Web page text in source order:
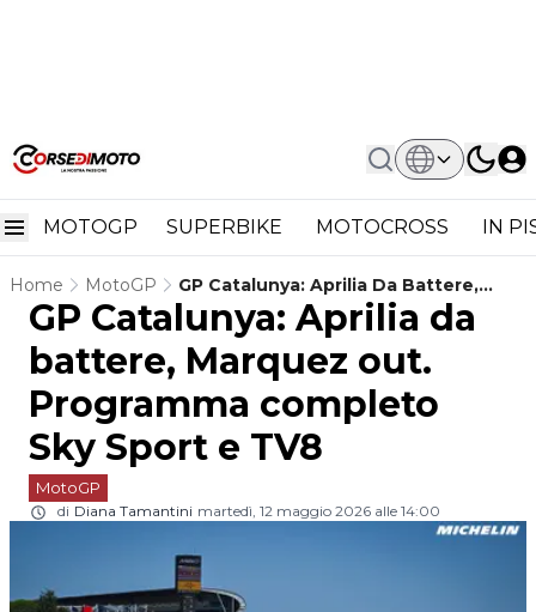
MOTOGP SUPERBIKE MOTOCROSS IN
Home MotoGP
GP Catalunya: Aprilia Da Battere,
Marquez Out. Programma Completo
Sky Sport E TV8
GP Catalunya: Aprilia da
battere, Marquez out.
Programma completo
Sky Sport e TV8
MotoGP
di Diana Tamantini martedì, 12 maggio 2026 alle 14:00